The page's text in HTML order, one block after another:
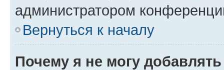
администратором
Вернуться к началу
Почему я не могу